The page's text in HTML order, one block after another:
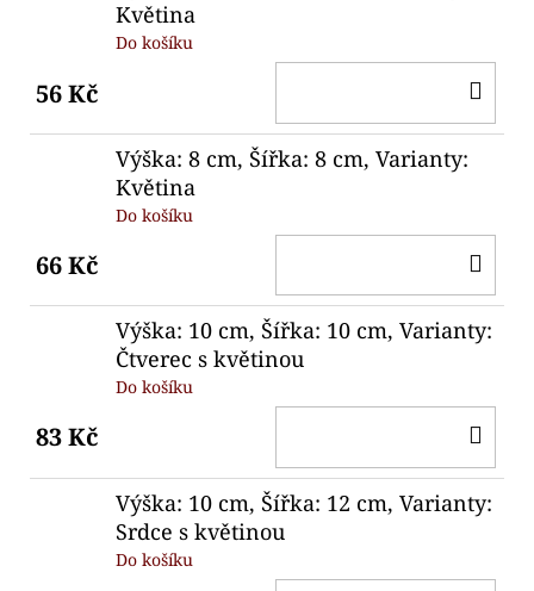
Květina
Do košíku
56 Kč
Výška: 8 cm, Šířka: 8 cm, Varianty:
Květina
Do košíku
66 Kč
Výška: 10 cm, Šířka: 10 cm, Varianty:
Čtverec s květinou
Do košíku
83 Kč
Výška: 10 cm, Šířka: 12 cm, Varianty:
Srdce s květinou
Do košíku